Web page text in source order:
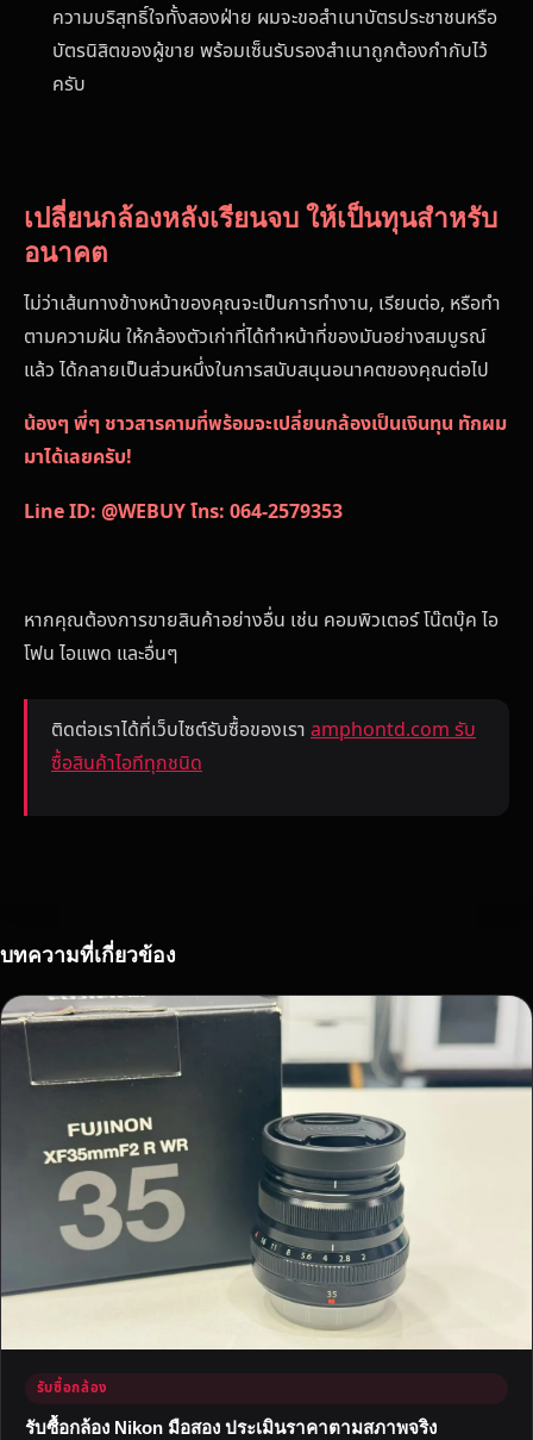
ความบริสุทธิ์ใจทั้งสองฝ่าย ผมจะขอสำเนาบัตรประชาชนหรือ
บัตรนิสิตของผู้ขาย พร้อมเซ็นรับรองสำเนาถูกต้องกำกับไว้
ครับ
เปลี่ยนกล้องหลังเรียนจบ ให้เป็นทุนสำหรับ
อนาคต
ไม่ว่าเส้นทางข้างหน้าของคุณจะเป็นการทำงาน, เรียนต่อ, หรือทำ
ตามความฝัน ให้กล้องตัวเก่าที่ได้ทำหน้าที่ของมันอย่างสมบูรณ์
แล้ว ได้กลายเป็นส่วนหนึ่งในการสนับสนุนอนาคตของคุณต่อไป
น้องๆ พี่ๆ ชาวสารคามที่พร้อมจะเปลี่ยนกล้องเป็นเงินทุน ทักผม
มาได้เลยครับ!
Line ID: @WEBUYโทร: 064-2579353
หากคุณต้องการขายสินค้าอย่างอื่น เช่น คอมพิวเตอร์ โน๊ตบุ๊ค ไอ
โฟน ไอแพด และอื่นๆ
ติดต่อเราได้ที่เว็บไซต์รับซื้อของเรา amphontd.com รับ
ซื้อสินค้าไอทีทุกชนิด
บทความที่เกี่ยวข้อง
รับซื้อกล้อง
รับซื้อกล้อง Nikon มือสอง ประเมินราคาตามสภาพจริง